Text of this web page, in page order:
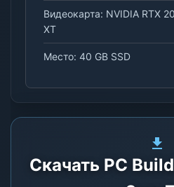
Видеокарта: NVIDIA RTX
XT
Место: 40 GB SSD
Скачать PC